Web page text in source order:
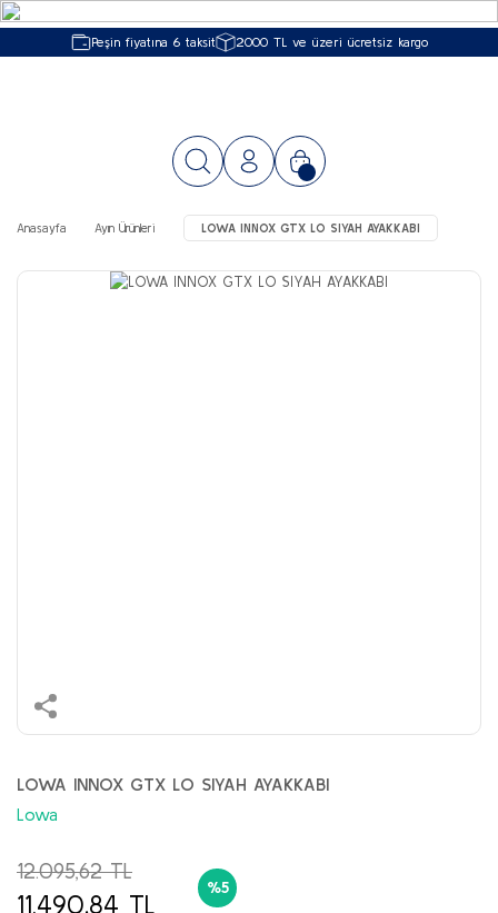
Peşin fiyatına 6 taksit 2000 TL ve üzeri ücretsiz kargo
Anasayfa Ayın Ürünleri LOWA INNOX GTX LO SIYAH AYAKKABI
LOWA INNOX GTX LO SIYAH AYAKKABI
Lowa
12.095,62 TL
11.490,84 TL
%5